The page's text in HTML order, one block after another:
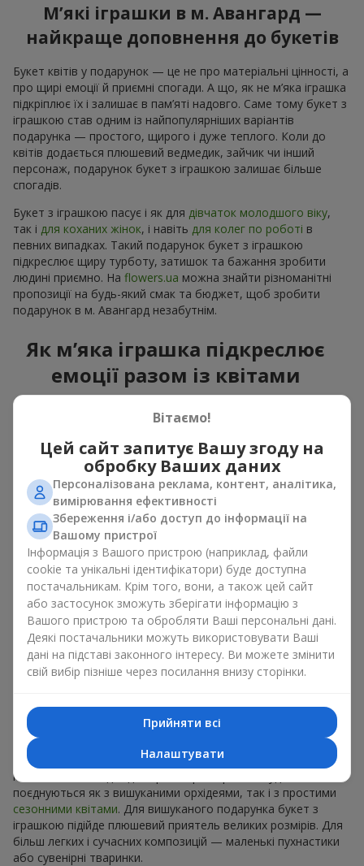
М’які іграшки в м. Авангард —
найкраще доповнення до букетів
Букет квітів у подарунок — це не про матеріальні цінності, а
про щирі емоції й приємні спогади. А що, як не м’яка іграшка
підкріплює їх і залишає в пам’яті надовго. Саме тому букет з
іграшкою став одним із найпопулярніших варіантів
подарунка — простого, щирого і дуже теплого. Коли до
квітів додається плюшевий ведмедик, зайчик чи інший
персонаж, подарунок букет з іграшкою залишає більше
спогадів.
Букет з іграшкою пасує і як для дівчаток молодшого віку,
так і для коханих жінок, і навіть для колег по роботі в
певних випадках. Такий подарунок букет з іграшкою
підкреслює щиру турботу, затишок та бажання зробити
людині приємно. На flowers.ua можна знайти різноманітні
пропозиції на будь-який смак та бюджет, щоб зробити
подарунок в м. Авангард незабутнім.
Як м’яка іграшка підкреслює
емоції разом із квітами
Букет з іграшкою — універсальне і завжди влучне рішення.
Таке поєднання подвоює емоції та дає можливість
оновлювати їх в пам’яті, кожен раз, коли плюшевий
приятель потрапляє у поле зору Разом букет з іграшкою
працюють ідеально. Квіти та іграшка створюють баланс між
красою і ніжністю, а ще залишають приємний подарунок на
довгі роки.
Приємні на дотик іграшки викликають відчуття спокою та
домашній затишок. Тому букет з іграшкою – це дійсно
відмінний спосіб лишити спогад про того, хто подарував
цей букет з іграшкою.
Популярні комбінації букетів і
іграшок
Букет з іграшкою може бути різним. На нашому сервісі є
використовуючитроянди,гербериабо ніжнігіпсофіли.
Іграшок також багато. Проте, найчастіше наші клієнти
обирають, як букет з іграшкою композицію ведмедик з
квітами. Це класика, яка ніколи не підводить. До того ж у
нас є плюшеві ведмедики різних розмірів, які чудово
поєднуються як з вишуканими орхідеями, так і з простими
сезонними квітами. Для вишуканого подарунка букет з
іграшкою підійде плюшевий приятель великих розмірів. Для
більш легких і сучасних композицій — маленькі пухнастики
або сувенірні тваринки.
Вітаємо!
Цей сайт запитує Вашу згоду на
обробку Ваших даних
Персоналізована реклама, контент, аналітика,
вимірювання ефективності
Збереження і/або доступ до інформації на
Вашому пристрої
Інформація з Вашого пристрою (наприклад, файли
cookie та унікальні ідентифікатори) буде доступна
постачальникам. Крім того, вони, а також цей сайт
або застосунок зможуть зберігати інформацію з
Вашого пристрою та обробляти Ваші персональні дані.
Деякі постачальники можуть використовувати Ваші
дані на підставі законного інтересу. Ви можете змінити
свій вибір пізніше через посилання внизу сторінки.
Прийняти всі
Налаштувати